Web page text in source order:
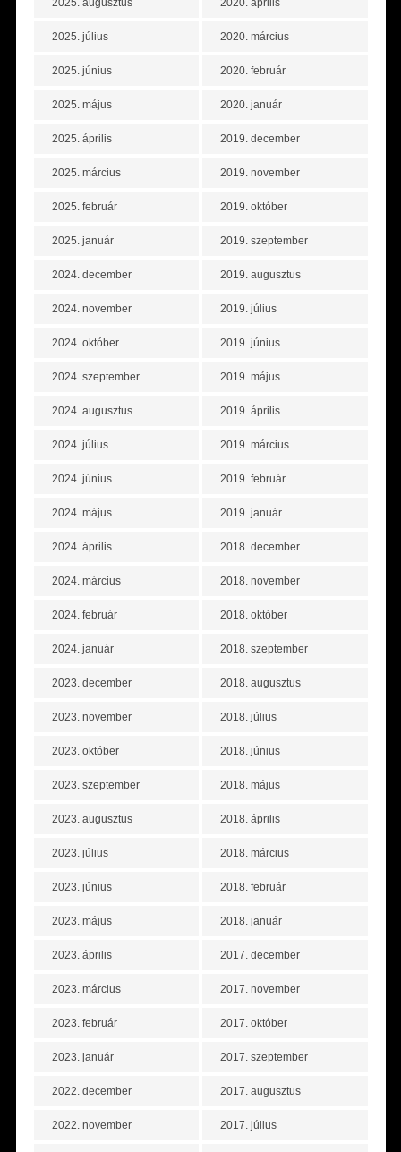
2025. augusztus
2025. július
2025. június
2025. május
2025. április
2025. március
2025. február
2025. január
2024. december
2024. november
2024. október
2024. szeptember
2024. augusztus
2024. július
2024. június
2024. május
2024. április
2024. március
2024. február
2024. január
2023. december
2023. november
2023. október
2023. szeptember
2023. augusztus
2023. július
2023. június
2023. május
2023. április
2023. március
2023. február
2023. január
2022. december
2022. november
2020. április
2020. március
2020. február
2020. január
2019. december
2019. november
2019. október
2019. szeptember
2019. augusztus
2019. július
2019. június
2019. május
2019. április
2019. március
2019. február
2019. január
2018. december
2018. november
2018. október
2018. szeptember
2018. augusztus
2018. július
2018. június
2018. május
2018. április
2018. március
2018. február
2018. január
2017. december
2017. november
2017. október
2017. szeptember
2017. augusztus
2017. július